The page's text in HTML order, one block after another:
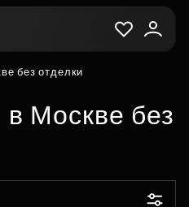
без отделки
в Москве без